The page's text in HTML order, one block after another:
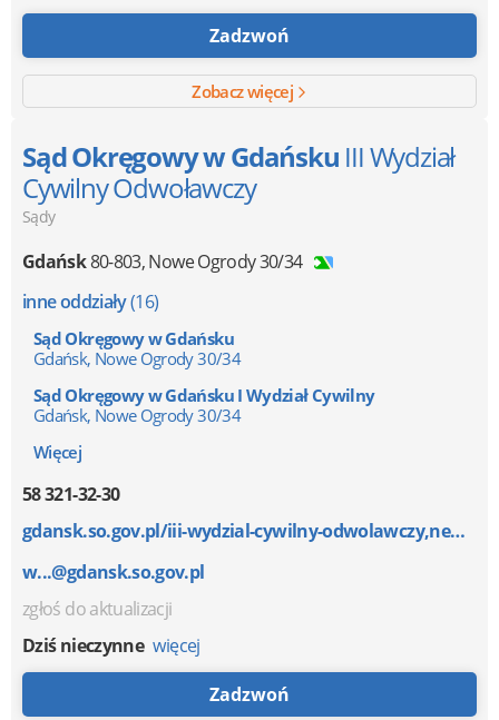
Zadzwoń
Zobacz więcej
Sąd Okręgowy w Gdańsku III Wydział
Cywilny Odwoławczy
Sądy
Gdańsk80-803,Nowe Ogrody 30/34
inne oddziały(16)
Sąd Okręgowy w Gdańsku
Gdańsk, Nowe Ogrody 30/34
Sąd Okręgowy w Gdańsku I Wydział Cywilny
Gdańsk, Nowe Ogrody 30/34
Więcej
58 321-32-30
gdansk.so.gov.pl/iii-wydzial-cywilny-odwolawczy,new,...
w...@gdansk.so.gov.pl
zgłoś do aktualizacji
Dziś nieczynne więcej
Zadzwoń